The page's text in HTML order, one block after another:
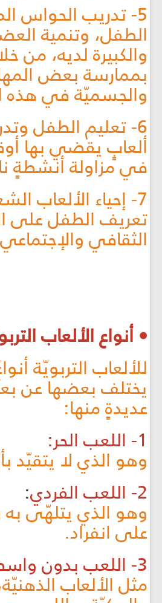
5- تدريب الحواس
الطفل، وتنمية
والكبيرة لديه، من
بممارسة بعض
والجسميّة في هذه
6- تعليم الطفل
ألعابٍ يقضي بها
في مزاولة أنشطةٍ
7- إحياء الألعاب
تعريف الطفل على
الثقافي
• أنواع الألعاب
للألعاب التربويّة
يختلف بعضها عن
عديدةٍ منها:
1- اللعب الحر:
وهو الذي لا يتقيّد
2- اللعب الفردي
:
وهو الذي يتلهّى
على انفراد.
3- اللعب بدون واسطة مادّيّة:
مثل الألعاب